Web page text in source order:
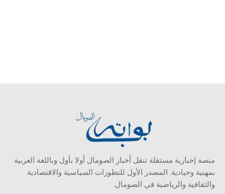
منصة إخبارية مستقلة تنقل أخبار الصومال أولا بأول وباللغة العربية
بمهنية وحيادية. المصدر الأول للتطورات السياسية والاقتصادية
والثقافية والرياضية في الصومال.